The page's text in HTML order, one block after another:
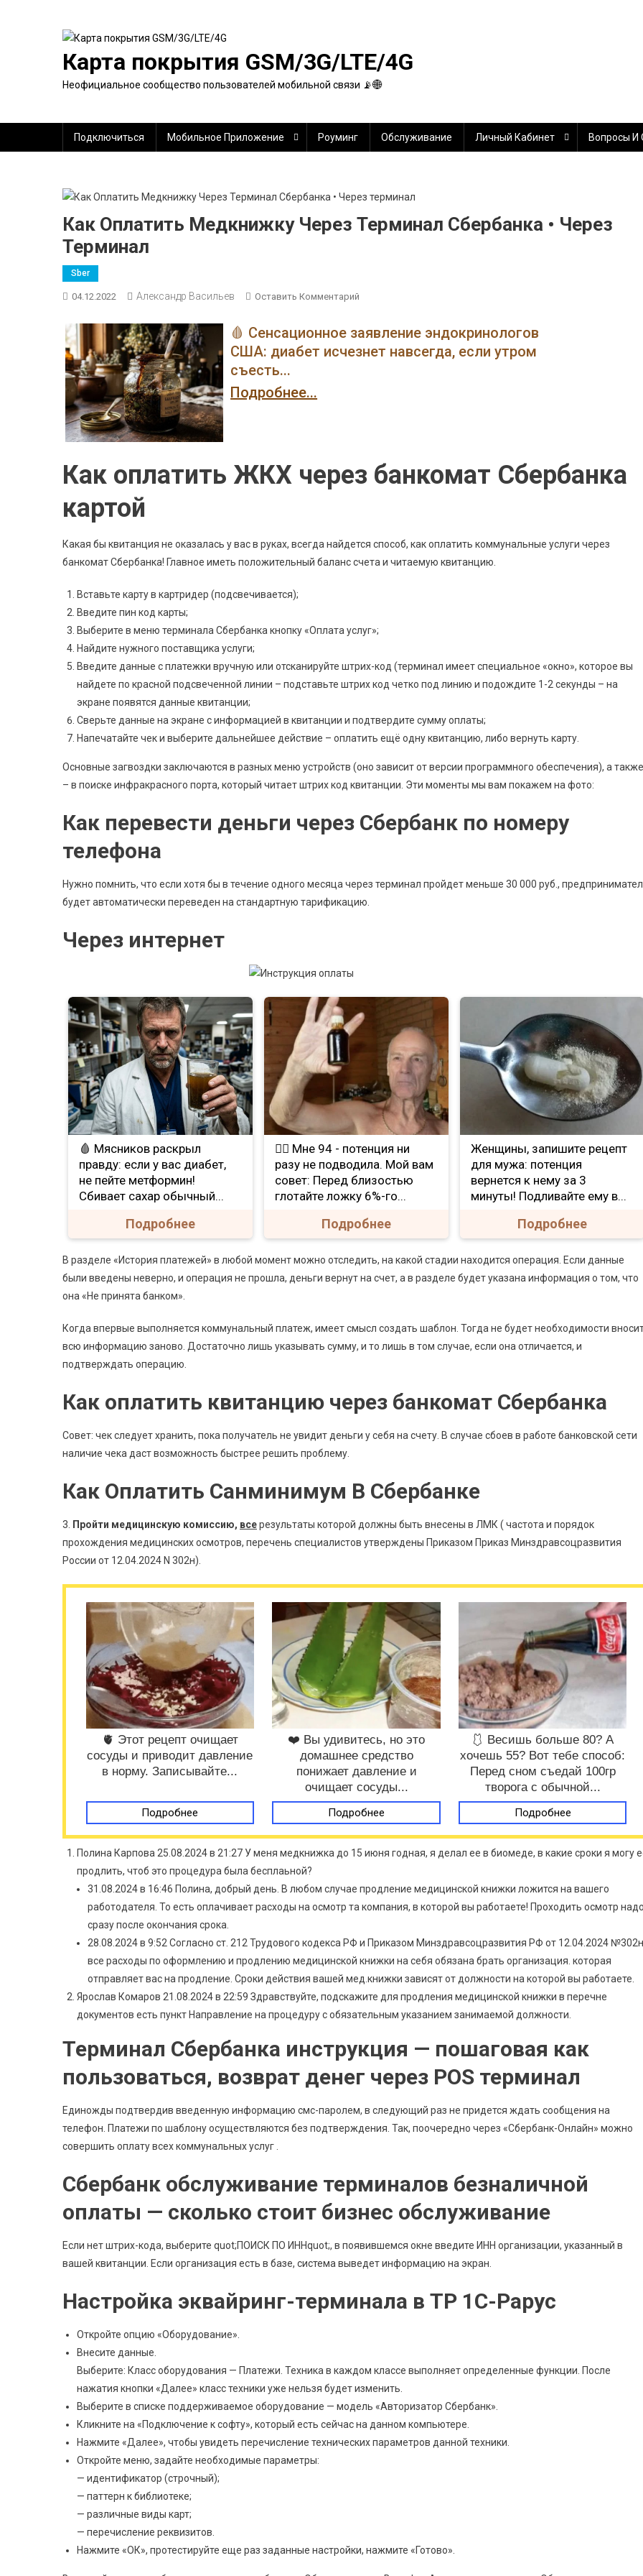
содержимому
Карта покрытия GSM/3G/LTE/4G
Неофициальное сообщество пользователей мобильной связи 📡🌐
Подключиться Мобильное Приложение Роуминг Обслуживание Личный Кабинет Вопросы И
Как Оплатить Медкнижку Через Терминал Сбербанка • Через
Терминал
Sber
04.12.2022 Александр Васильев Оставить Комментарий
Оплатить
🩸 Сенсационное заявление эндокринологов
США: диабет исчезнет навсегда, если утром
съесть...
Подробнее...
Как оплатить ЖКХ через банкомат Сбербанка
картой
Какая бы квитанция не оказалась у вас в руках, всегда найдется способ, как оплатить коммунальные услуги через
банкомат Сбербанка! Главное иметь положительный баланс счета и читаемую квитанцию.
Вставьте карту в картридер (подсвечивается);
Введите пин код карты;
Выберите в меню терминала Сбербанка кнопку «Оплата услуг»;
Найдите нужного поставщика услуги;
Введите данные с платежки вручную или отсканируйте штрих-код (терминал имеет специальное «окно», которое вы
найдете по красной подсвеченной линии – подставьте штрих код четко под линию и подождите 1-2 секунды – на
экране появятся данные квитанции;
Сверьте данные на экране с информацией в квитанции и подтвердите сумму оплаты;
Напечатайте чек и выберите дальнейшее действие – оплатить ещё одну квитанцию, либо вернуть карту.
Основные загвоздки заключаются в разных меню устройств (оно зависит от версии программного обеспечения), а также
– в поиске инфракрасного порта, который читает штрих код квитанции. Эти моменты мы вам покажем на фото:
Как перевести деньги через Сбербанк по номеру
телефона
Нужно помнить, что если хотя бы в течение одного месяца через терминал пройдет меньше 30 000 руб.,
будет автоматически переведен на стандартную тарификацию.
Через интернет
🩸 Мясников раскрыл
правду: если у вас диабет,
не пейте метформин!
Сбивает сахар обычный...
Подробнее
❤️‍🔥 Мне 94 - потенция ни
разу не подводила. Мой вам
совет: Перед близостью
глотайте ложку 6%-го...
Подробнее
Женщины, запишите рецепт
для мужа: потенция
вернется к нему за 3
минуты! Подливайте ему в...
Подробнее
В разделе «История платежей» в любой момент можно отследить, на какой стадии находится операция. Если данные
были введены неверно, и операция не прошла, деньги вернут на счет, а в разделе будет указана информация о том, что
она «Не принята банком».
Когда впервые выполняется коммунальный платеж, имеет смысл создать шаблон. Тогда не будет необходимости
всю информацию заново. Достаточно лишь указывать сумму, и то лишь в том случае, если она отличается, и
подтверждать операцию.
Как оплатить квитанцию через банкомат Сбербанка
Совет: чек следует хранить, пока получатель не увидит деньги у себя на счету. В случае сбоев в работе банковской сети
наличие чека даст возможность быстрее решить проблему.
Как Оплатить Санминимум В Сбербанке
3. Пройти медицинскую комиссию, всерезультаты которой должны быть внесены в ЛМК ( частота и порядок
прохождения медицинских осмотров, перечень специалистов утверждены Приказом Приказ Минздравсоцразвития
России от 12.04.2024 N 302н).
🫀 Этот рецепт очищает
сосуды и приводит давление
в норму. Записывайте...
Подробнее
❤️ Вы удивитесь, но это
домашнее средство
понижает давление и
очищает сосуды...
Подробнее
🩱 Весишь больше 80? А
хочешь 55? Вот тебе способ:
Перед сном съедай 100гр
творога с обычной...
Подробнее
Полина Карпова 25.08.2024 в 21:27 У меня медкнижка до 15 июня годная, я делал ее в биомеде, в какие сроки я могу
продлить, чтоб это процедура была бесплаьной?
31.08.2024 в 16:46 Полина, добрый день. В любом случае продление медицинской книжки ложится на вашего
работодателя. То есть оплачивает расходы на осмотр та компания, в которой вы работаете! Проходить осмотр
сразу после окончания срока.
28.08.2024 в 9:52 Согласно ст. 212 Трудового кодекса РФ и Приказом Минздравсоцразвития РФ от 12.04.2024 №302н
все расходы по оформлению и продлению медицинской книжки на себя обязана брать организация. которая
отправляет вас на продление. Сроки действия вашей мед.книжки зависят от должности на которой вы работаете.
Ярослав Комаров 21.08.2024 в 22:59 Здравствуйте, подскажите для продления медицинской книжки в перечне
документов есть пункт Направление на процедуру с обязательным указанием занимаемой должности.
Терминал Сбербанка инструкция — пошаговая как
пользоваться, возврат денег через POS терминал
Единожды подтвердив введенную информацию смс-паролем, в следующий раз не придется ждать сообщения на
телефон. Платежи по шаблону осуществляются без подтверждения. Так, поочередно через «Сбербанк-Онлайн» можно
совершить оплату всех коммунальных услуг .
Сбербанк обслуживание терминалов безналичной
оплаты — сколько стоит бизнес обслуживание
Если нет штрих-кода, выберите quot;ПОИСК ПО ИННquot;, в появившемся окне введите ИНН организации, указанный в
вашей квитанции. Если организация есть в базе, система выведет информацию на экран.
Настройка эквайринг-терминала в ТР 1С-Рарус
Откройте опцию «Оборудование».
Внесите данные.
Выберите: Класс оборудования — Платежи. Техника в каждом классе выполняет определенные функции. После
нажатия кнопки «Далее» класс техники уже нельзя будет изменить.
Выберите в списке поддерживаемое оборудование — модель «Авторизатор Сбербанк».
Кликните на «Подключение к софту», который есть сейчас на данном компьютере.
Нажмите «Далее», чтобы увидеть перечисление технических параметров данной техники.
Откройте меню, задайте необходимые параметры:
— идентификатор (строчный);
— паттерн к библиотеке;
— различные виды карт;
— перечисление реквизитов.
Нажмите «ОК», протестируйте еще раз заданные настройки, нажмите «Готово».